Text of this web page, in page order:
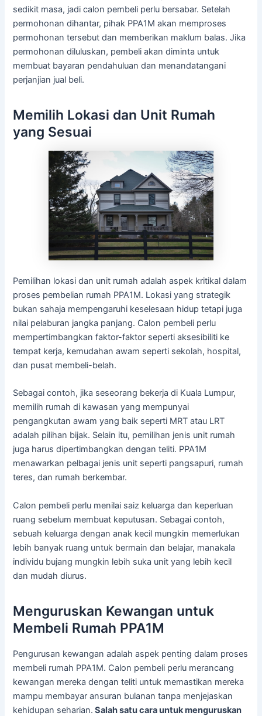
sedikit masa, jadi calon pembeli perlu bersabar. Setelah
permohonan dihantar, pihak PPA1M akan memproses
permohonan tersebut dan memberikan maklum balas. Jika
permohonan diluluskan, pembeli akan diminta untuk
membuat bayaran pendahuluan dan menandatangani
perjanjian jual beli.
Memilih Lokasi dan Unit Rumah
yang Sesuai
Pemilihan lokasi dan unit rumah adalah aspek kritikal dalam
proses pembelian rumah PPA1M. Lokasi yang strategik
bukan sahaja mempengaruhi keselesaan hidup tetapi juga
nilai pelaburan jangka panjang. Calon pembeli perlu
mempertimbangkan faktor-faktor seperti aksesibiliti ke
tempat kerja, kemudahan awam seperti sekolah, hospital,
dan pusat membeli-belah.
Sebagai contoh, jika seseorang bekerja di Kuala Lumpur,
memilih rumah di kawasan yang mempunyai
pengangkutan awam yang baik seperti MRT atau LRT
adalah pilihan bijak. Selain itu, pemilihan jenis unit rumah
juga harus dipertimbangkan dengan teliti. PPA1M
menawarkan pelbagai jenis unit seperti pangsapuri, rumah
teres, dan rumah berkembar.
Calon pembeli perlu menilai saiz keluarga dan keperluan
ruang sebelum membuat keputusan. Sebagai contoh,
sebuah keluarga dengan anak kecil mungkin memerlukan
lebih banyak ruang untuk bermain dan belajar, manakala
individu bujang mungkin lebih suka unit yang lebih kecil
dan mudah diurus.
Menguruskan Kewangan untuk
Membeli Rumah PPA1M
Pengurusan kewangan adalah aspek penting dalam proses
membeli rumah PPA1M. Calon pembeli perlu merancang
kewangan mereka dengan teliti untuk memastikan mereka
mampu membayar ansuran bulanan tanpa menjejaskan
kehidupan seharian. Salah satu cara untuk menguruskan